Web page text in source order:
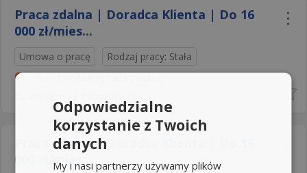
Praca zdalna | Doradca Klienta | Do 16
000 zł/mies...
Umowa o pracę Rodzaj pracy: Stała
Toruń(możliwa praca zdalna)
12 dni temu z
Praca zdalna | Doradca Klienta | Do 16
000 zł/mies...
Odpowiedzialne
korzystanie z Twoich
danych
My i nasi partnerzy używamy plików